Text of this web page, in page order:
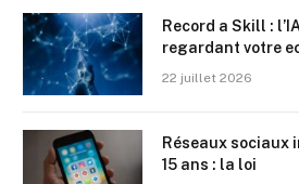
Record a Skill :
regardant votre
22 juillet 2026
Réseaux sociaux
15 ans : la loi